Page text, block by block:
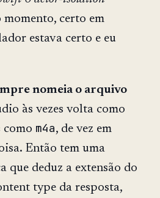
certo em
estava certo e eu
nomeia o arquivo
às vezes volta como
como m4a, de vez em
Então tem uma
que deduz a extensão do
type da resposta,